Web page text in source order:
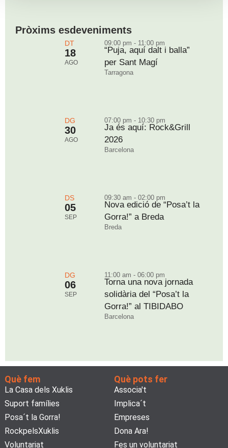
Pròxims esdeveniments
DT
18
AGO
09:00 pm - 11:00 pm
“Puja, aquí dalt i balla”
per Sant Magí
Tarragona
DG
30
AGO
07:00 pm - 10:30 pm
Ja és aquí: Rock&Grill
2026
Barcelona
DS
05
SEP
09:30 am - 02:00 pm
Nova edició de “Posa’t la
Gorra!” a Breda
Breda
DG
06
SEP
11:00 am - 06:00 pm
Torna una nova jornada
solidària del “Posa’t la
Gorra!” al TIBIDABO
Barcelona
Què fem
La Casa dels Xuklis
Suport famílies
Posa´t la Gorra!
RockpelsXuklis
Voluntariat
Què pots fer
Associa't
Implica´t
Empreses
Dona Ara!
Fes un voluntariat